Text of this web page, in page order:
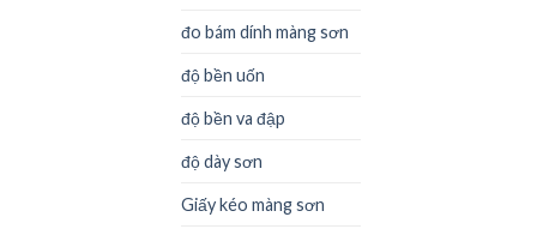
đo bám dính màng sơn
độ bền uốn
độ bền va đập
độ dày sơn
Giấy kéo màng sơn